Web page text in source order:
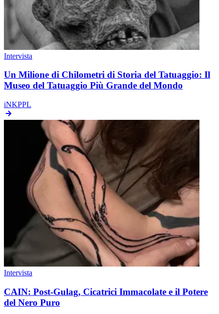
Intervista
Un Milione di Chilometri di Storia del Tatuaggio: Il
Museo del Tatuaggio Più Grande del Mondo
iNKPPL
Intervista
CAIN: Post-Gulag, Cicatrici Immacolate e il Potere
del Nero Puro